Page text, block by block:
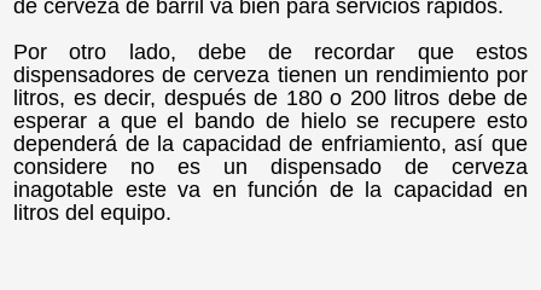
de cerveza de barril va bien para servicios rápidos.
Por otro lado, debe de recordar que estos
dispensadores de cerveza tienen un rendimiento por
litros, es decir, después de 180 o 200 litros debe de
esperar a que el bando de hielo se recupere esto
dependerá de la capacidad de enfriamiento, así que
considere no es un dispensado de cerveza
inagotable este va en función de la capacidad en
litros del equipo.